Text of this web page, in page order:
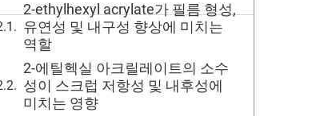
2-ethylhexyl acrylate가 필름 형성,
유연성 및 내구성 향상에 미치는
역할
2-에틸헥실 아크릴레이트의 소수
성이 스크럽 저항성 및 내후성에
미치는 영향